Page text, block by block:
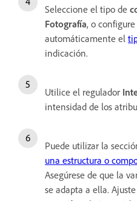
Seleccione el tipo de
Fotografía, o
automáticamente el
indicación.
Utilice el regulador
intensidad de los
Puede utilizar la
una estructura o
Asegúrese de que la
se adapta a ella.